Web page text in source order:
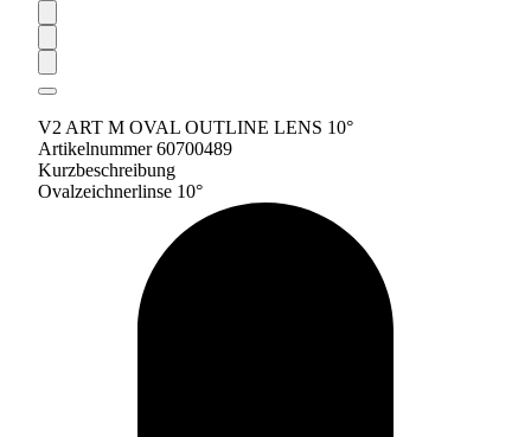
V2 ART M OVAL OUTLINE LENS 10°
Artikelnummer 60700489
Kurzbeschreibung
Ovalzeichnerlinse 10°